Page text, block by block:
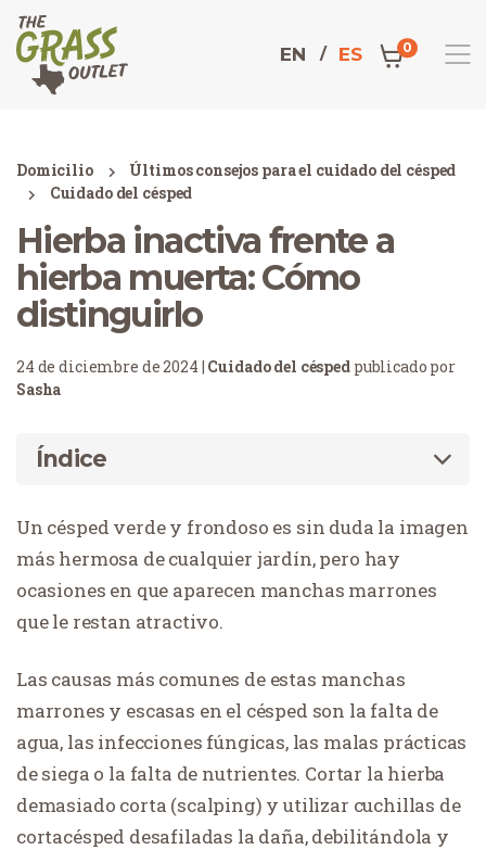
EN ES 0
Domicilio
Últimos consejos para el cuidado del césped
Cuidado del césped
Hierba inactiva frente a
hierba muerta: Cómo
distinguirlo
24 de diciembre de 2024 | Cuidado del césped publicado por
Sasha
Índice
Un césped verde y frondoso es sin duda la imagen
más hermosa de cualquier jardín, pero hay
ocasiones en que aparecen manchas marrones
que le restan atractivo.
Las causas más comunes de estas manchas
marrones y escasas en el césped son la falta de
agua, las infecciones fúngicas, las malas prácticas
de siega o la falta de nutrientes. Cortar la hierba
demasiado corta (scalping) y utilizar cuchillas de
cortacésped desafiladas la daña, debilitándola y